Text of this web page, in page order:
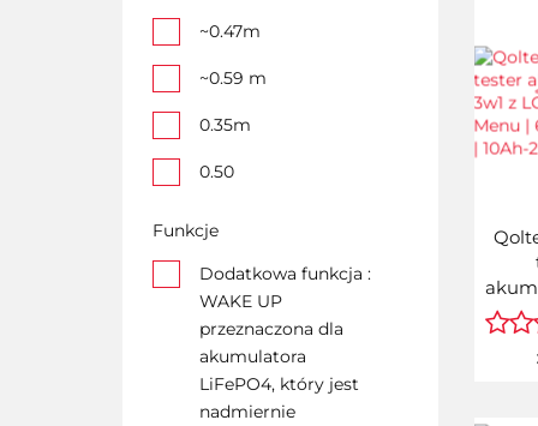
10 m
100 m
15 m
2 m
3 m
30 m
305 m
~0.47m
~0.59 m
0.35m
0.50
0.50m
0.51m
0.52m
0.57 m
0.5m
Funkcje
Dodatkowa funkcja :
WAKE UP
przeznaczona dla
akumulatora
LiFePO4, który jest
nadmiernie
z
24V |